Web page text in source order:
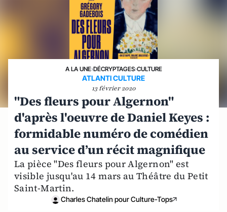
A LA UNE›DÉCRYPTAGES›CULTURE
ATLANTI CULTURE
13 février 2020
"Des fleurs pour Algernon"
d'après l'oeuvre de Daniel Keyes :
formidable numéro de comédien
au service d’un récit magnifique
La pièce "Des fleurs pour Algernon" est
visible jusqu'au 14 mars au Théâtre du Petit
Saint-Martin.
Charles Chatelin pour Culture-Tops